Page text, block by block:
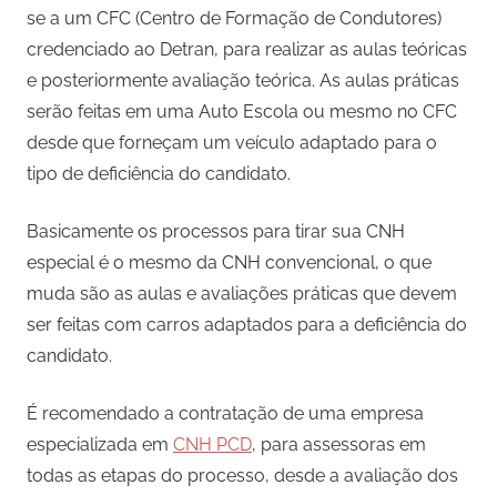
se a um CFC (Centro de Formação de Condutores)
credenciado ao Detran, para realizar as aulas teóricas
e posteriormente avaliação teórica. As aulas práticas
serão feitas em uma Auto Escola ou mesmo no CFC
desde que forneçam um veículo adaptado para o
tipo de deficiência do candidato.
Basicamente os processos para tirar sua CNH
especial é o mesmo da CNH convencional, o que
muda são as aulas e avaliações práticas que devem
ser feitas com carros adaptados para a deficiência do
candidato.
É recomendado a contratação de uma empresa
especializada em CNH PCD, para assessoras em
todas as etapas do processo, desde a avaliação dos